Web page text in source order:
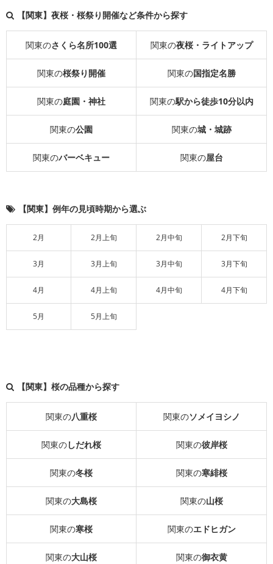
【関東】夜桜・桜祭り開催など条件から探す
関東のさくら名所100選 関東の夜桜・ライトアップ
関東の桜祭り開催 関東の国指定名勝
関東の庭園・神社 関東の駅から徒歩10分以内
関東の公園 関東の城・城跡
関東のバーベキュー 関東の屋台
【関東】例年の見頃時期から選ぶ
2月 2月上旬 2月中旬 2月下旬
3月 3月上旬 3月中旬 3月下旬
4月 4月上旬 4月中旬 4月下旬
5月 5月上旬
【関東】桜の品種から探す
関東の八重桜 関東のソメイヨシノ
関東のしだれ桜 関東の彼岸桜
関東の冬桜 関東の寒緋桜
関東の大島桜 関東の山桜
関東の寒桜 関東のエドヒガン
関東の大山桜 関東の御衣黄